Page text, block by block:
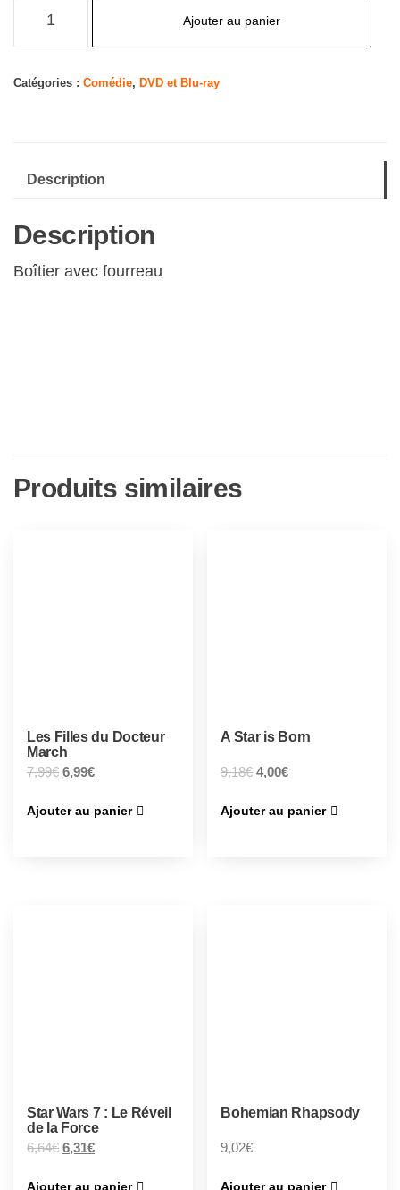
de
Ajouter au panier
Catégories : Comédie, DVD et Blu-ray
Description
Description
Boîtier avec fourreau
Produits similaires
Les Filles du Docteur
March
7,99€ 6,99€
Ajouter au panier
A Star is Born
9,18€ 4,00€
Ajouter au panier
Star Wars 7 : Le Réveil
de la Force
6,64€ 6,31€
Ajouter au panier
Bohemian Rhapsody
9,02€
Ajouter au panier